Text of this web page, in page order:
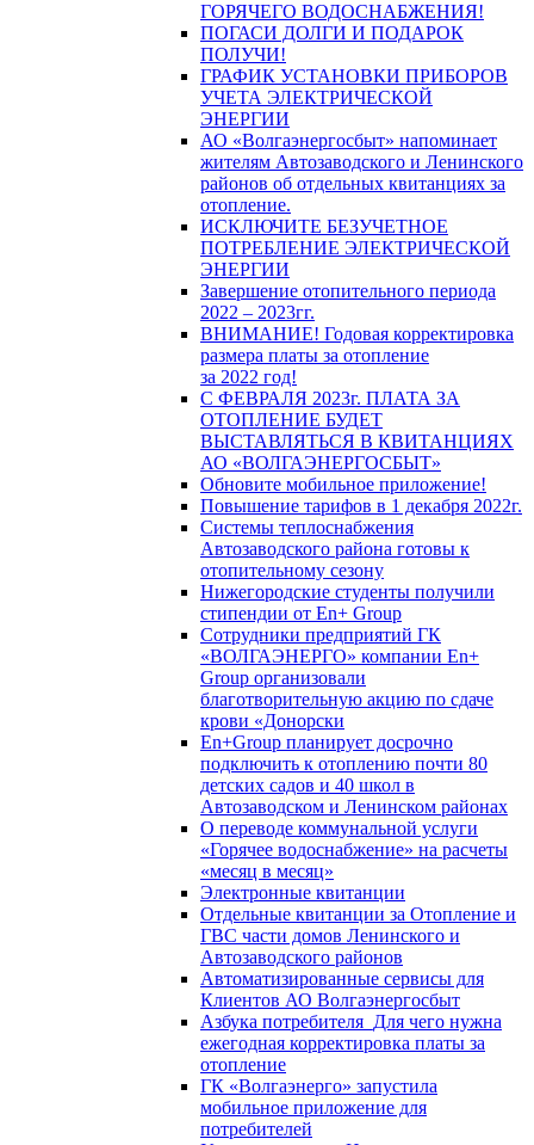
ГОРЯЧЕГО ВОДОСНАБЖЕНИЯ!
ПОГАСИ ДОЛГИ И ПОДАРОК
ПОЛУЧИ!
ГРАФИК УСТАНОВКИ ПРИБОРОВ
УЧЕТА ЭЛЕКТРИЧЕСКОЙ
ЭНЕРГИИ
АО «Волгаэнергосбыт» напоминает
жителям Автозаводского и Ленинского
районов об отдельных квитанциях за
отопление.
ИСКЛЮЧИТЕ БЕЗУЧЕТНОЕ
ПОТРЕБЛЕНИЕ ЭЛЕКТРИЧЕСКОЙ
ЭНЕРГИИ
Завершение отопительного периода
2022 – 2023гг.
ВНИМАНИЕ! Годовая корректировка
размера платы за отопление
за 2022 год!
С ФЕВРАЛЯ 2023г. ПЛАТА ЗА
ОТОПЛЕНИЕ БУДЕТ
ВЫСТАВЛЯТЬСЯ В КВИТАНЦИЯХ
АО «ВОЛГАЭНЕРГОСБЫТ»
Обновите мобильное приложение!
Повышение тарифов в 1 декабря 2022г.
Системы теплоснабжения
Автозаводского района готовы к
отопительному сезону
Нижегородские студенты получили
стипендии от En+ Group
Сотрудники предприятий ГК
«ВОЛГАЭНЕРГО» компании En+
Group организовали
благотворительную акцию по сдаче
крови «Донорски
En+Group планирует досрочно
подключить к отоплению почти 80
детских садов и 40 школ в
Автозаводском и Ленинском районах
О переводе коммунальной услуги
«Горячее водоснабжение» на расчеты
«месяц в месяц»
Электронные квитанции
Отдельные квитанции за Отопление и
ГВС части домов Ленинского и
Автозаводского районов
Автоматизированные сервисы для
Клиентов АО Волгаэнергосбыт
Азбука потребителя_Для чего нужна
ежегодная корректировка платы за
отопление
ГК «Волгаэнерго» запустила
мобильное приложение для
потребителей